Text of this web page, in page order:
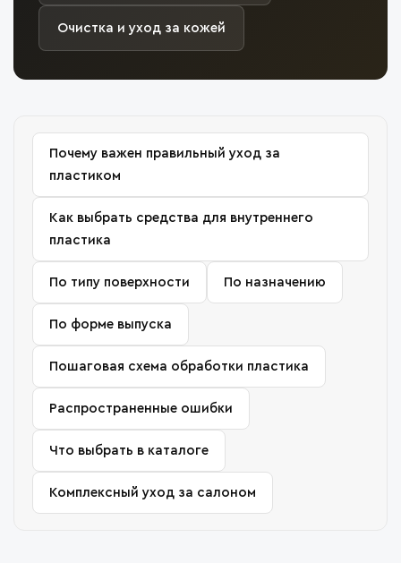
Очистка и уход за кожей
Почему важен правильный уход за
пластиком
Как выбрать средства для внутреннего
пластика
По типу поверхности По назначению
По форме выпуска
Пошаговая схема обработки пластика
Распространенные ошибки
Что выбрать в каталоге
Комплексный уход за салоном